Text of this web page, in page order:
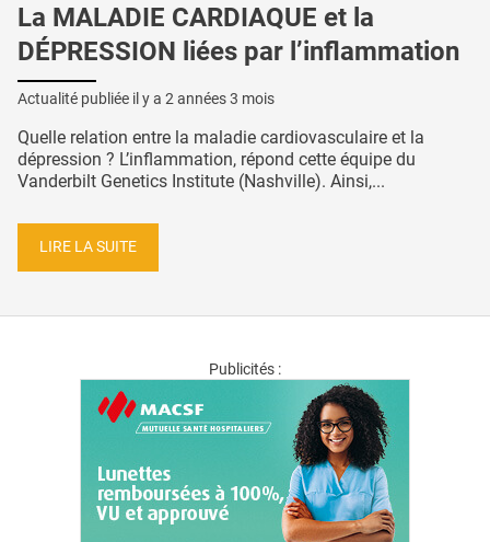
La MALADIE CARDIAQUE et la
DÉPRESSION liées par l’inflammation
Actualité publiée il y a 2 années 3 mois
Quelle relation entre la maladie cardiovasculaire et la
dépression ? L’inflammation, répond cette équipe du
Vanderbilt Genetics Institute (Nashville). Ainsi,...
LIRE LA SUITE
Publicités :